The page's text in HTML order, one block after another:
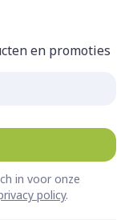
en promoties
in voor onze
policy.